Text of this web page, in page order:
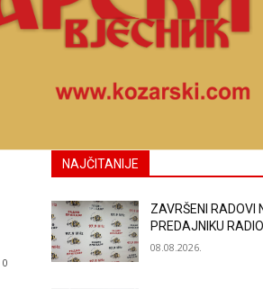
0
NAJČITANIJE
ZAVRŠENI RADOVI
PREDAJNIKU
08.08.2026.